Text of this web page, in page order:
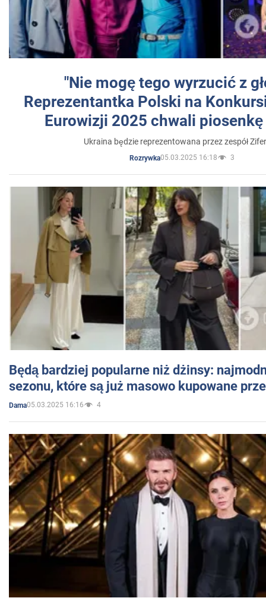
"Nie mogę tego wyrzucić z
Reprezentantka Polski na
Eurowizji 2025 chwali
Ukraina będzie reprezentowana przez zespół
Rozrywka05.03.2025 16:18 3
Będą bardziej popularne niż dżinsy:
sezonu, które są już masowo kupowane
Dama05.03.2025 16:16 4